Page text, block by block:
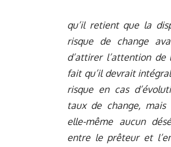
qu’il retient que la
risque de change
d’attirer l’attention de
fait qu’il devrait
risque en cas
taux de change, mais
elle-même aucun
entre le prêteur et